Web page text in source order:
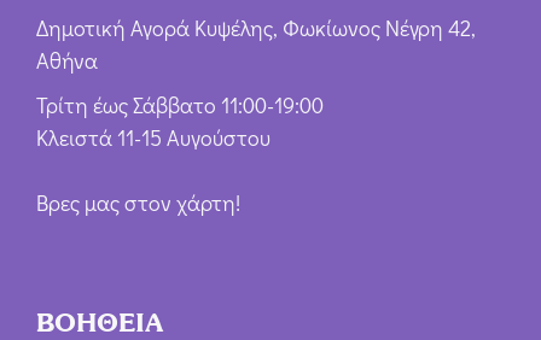
Δημοτική Αγορά Κυψέλης, Φωκίωνος Νέγρη 42,
Αθήνα
Τρίτη έως Σάββατο 11:00-19:00
Κλειστά 11-15 Αυγούστου
Βρες μας στον χάρτη!
ΒΟΗΘΕΙΑ